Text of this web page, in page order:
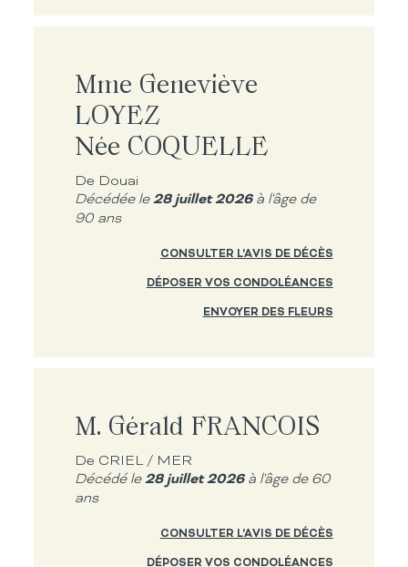
Mme Geneviève
LOYEZ
Née COQUELLE
De Douai
Décédée le28 juillet 2026à l'âge de
90 ans
CONSULTER L'AVIS DE DÉCÈS
DÉPOSER VOS CONDOLÉANCES
ENVOYER DES FLEURS
M. Gérald FRANCOIS
De CRIEL / MER
Décédé le28 juillet 2026à l'âge de 60
ans
CONSULTER L'AVIS DE DÉCÈS
DÉPOSER VOS CONDOLÉANCES